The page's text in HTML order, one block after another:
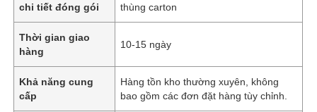
chi tiết đóng gói thùng carton
Thời gian giao
hàng
10-15 ngày
Khả năng cung
cấp
Hàng tồn kho thường xuyên, không
bao gồm các đơn đặt hàng tùy chỉnh.